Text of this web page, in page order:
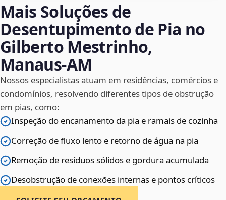
Mais Soluções de
Desentupimento de Pia no
Gilberto Mestrinho,
Manaus‑AM
Nossos especialistas atuam em residências, comércios e
condomínios, resolvendo diferentes tipos de obstrução
em pias, como:
Inspeção do encanamento da pia e ramais de cozinha
Correção de fluxo lento e retorno de água na pia
Remoção de resíduos sólidos e gordura acumulada
Desobstrução de conexões internas e pontos críticos